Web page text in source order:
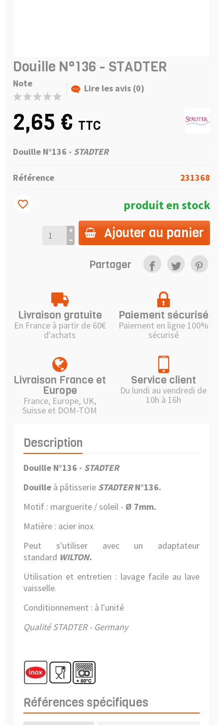
Douille N°136 - STADTER
Note Lire les avis (0)
2,65 € TTC
Douille N°136 - STADTER
Référence 231368
produit en stock
Ajouter au panier
favorite_border
Partager
Livraison gratuite
En France à partir de 60€
d'achats
Paiement sécurisé
Paiement en ligne 100%
sécurisé
Livraison France et
Europe
France, Europe, UK,
Suisse et DOM-TOM
Service client
Du lundi au vendredi de
10h à 16h
Description
Douille N°136 - STADTER
Douille à pâtisserie STADTERN°136.
Motif : marguerite / soleil - Ø 7mm.
Matière : acier inox
Peut s'utiliser avec un adaptateur
standard WILTON.
Utilisation et entretien : lavage facile au lave
vaisselle.
Conditionnement : à l'unité
Qualité STADTER - Germany
Références spécifiques